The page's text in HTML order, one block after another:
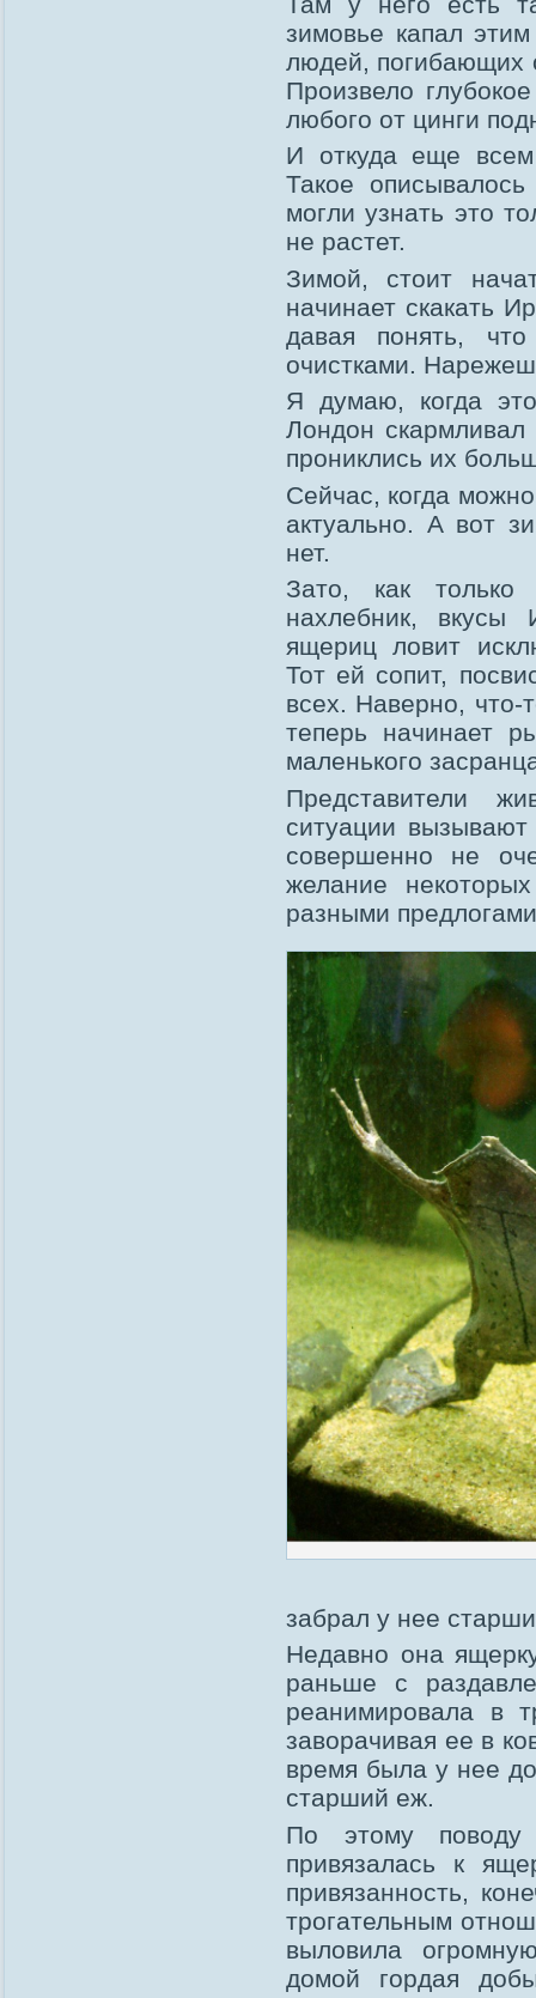
зимовье капал
людей, погибающих
Произвело
любого от цинги
И откуда еще всем
Такое
могли узнать это
не растет.
Зимой, стоит
начинает скакать
давая понять,
очистками.
Я думаю, когда
Лондон
прониклись их
Сейчас, когда
актуально. А вот
нет.
Зато, как только
нахлебник,
ящериц ловит
Тот ей сопит,
всех. Наверно, что-
теперь начинает
маленького
Представители
ситуации
совершенно не
желание
разными
забрал у нее
Недавно она
раньше с
реанимировала в
заворачивая ее в
время была у нее
старший еж.
По этому
привязалась к
привязанность,
трогательным
выловила
домой гордая